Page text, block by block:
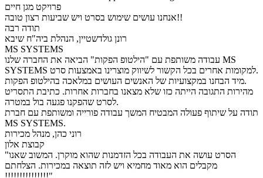
פרויקט מגן חיים
אנחנו עושים שימוש בסרט ויש שביעות רצון טובה!!
תודה רבה
רונן גולדשטיין, הנהלת ביה"ח שיבא
MS SYSTEMS
עבודה משותפת עם "הילטופ הפקות" הביאה את החברה שלנו MS
SYSTEMS למקומות אחרים בכל הקשור לשיווק מוצרינו באמצעות סרט.
מיד הבחנו במקצועיות של האנשים העושים במלאכה בהילטופ הפקות.
מהירות התגובה הייתה כזו שלא מצאנו בחברות אחרות. כתיבת התסריט
לסרט שהפקנו פגעה בול במטרה.
תודה על שיתוף פעולה המבטיח המשך עבודה פורייה ומשותפת עם חברת
MS SYSTEMS.
רוני כהן, מנהל מכירות
קבוצת אלון
"הסרט עושה את העבודה בכל הזדמנות שהוא מוקרן. המשוב שאנו
מקבלים הוא מאוד מחמיא ויש לזה תוצאה במכירות. הצלחתם
!!!!!!!!!!!!!!!"